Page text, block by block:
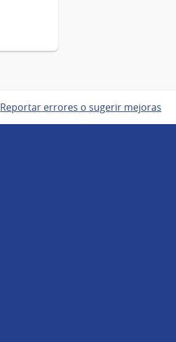
Reportar errores o sugerir mejoras